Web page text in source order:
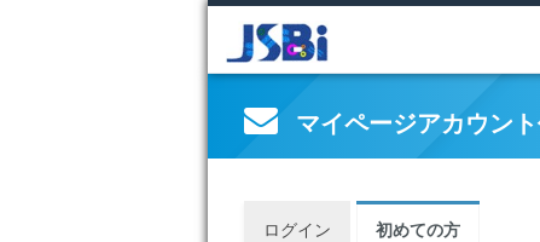
マイページアカウン
ログイン 初めての方